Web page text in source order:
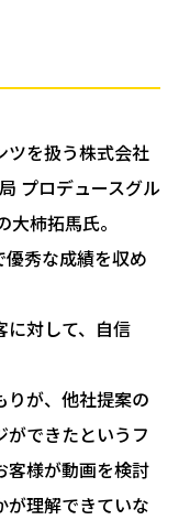
ツを扱う株式会社
プロデュースグル
柿拓馬氏。
秀な成績を収め
に対して、自信
りが、他社提案の
ができたというフ
客様が動画を検討
が理解できていな